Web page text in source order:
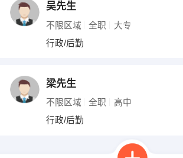
吴先生
不限区域 全职 大专
行政/后勤
梁先生
不限区域 全职 高中
行政/后勤